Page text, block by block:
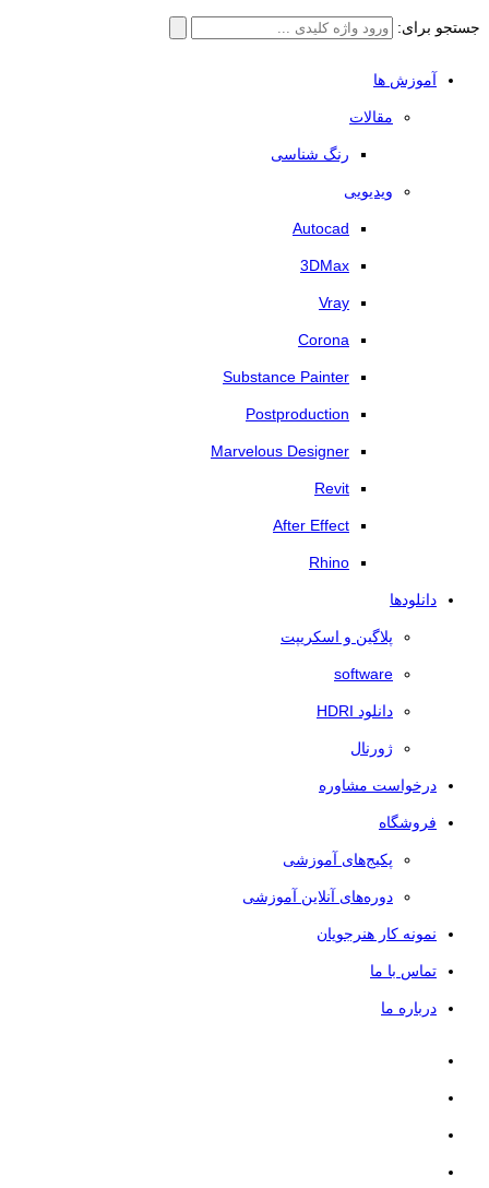
جستجو برای:
آموزش ها
مقالات
رنگ شناسی
ویدیویی
Autocad
3DMax
Vray
Corona
Substance Painter
Postproduction
Marvelous Designer
Revit
After Effect
Rhino
دانلودها
پلاگین و اسکریپت
software
دانلود HDRI
ژورنال
درخواست مشاوره
فروشگاه
پکیج‌های آموزشی
دوره‌های آنلاین آموزشی
نمونه کار هنرجویان
تماس با ما
درباره ما